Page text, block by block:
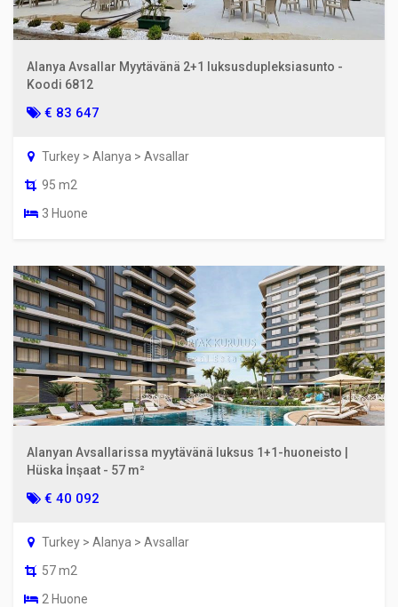
Alanya Avsallar Myytävänä 2+1 luksusdupleksiasunto -
Koodi 6812
€ 83 647
Turkey > Alanya > Avsallar
95 m2
3 Huone
Alanyan Avsallarissa myytävänä luksus 1+1-huoneisto |
Hüska İnşaat - 57 m²
€ 40 092
Turkey > Alanya > Avsallar
57 m2
2 Huone